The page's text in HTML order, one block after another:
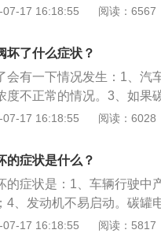
于2000r/min时，检查上述
磁阀线束连接器端子1上
异常，则说明控制线路有
的电阻值。拔下电磁阀线
值。电阻值符合规定，其
磁阀的工作。拆下电磁阀
气。3.检测泄漏:当没有电
，连接电磁阀插头，进入
气孔吹气检查阀开、闭是
。说明碳罐电磁阀完好，寻
困难：碳罐电磁阀处于常
汽外泄：碳罐电磁阀处于
内压力增高，使油蒸汽从
为例：其是一款中型车，
，搭载1.4T涡轮增
。
17 16:18:55 阅读：6567
坏了什么症状？
会有一下情况发生：1、汽
度不正常的情况。3、如果
发动机的正常运行。以下
来储存汽油的。汽油挥发
力过大，这样会导致油箱
并且还会存在安全隐患。
研究出碳罐系统，碳罐是
箱内出现压强过大的情况，
17 16:18:55 阅读：6028
的症状是什么？
的症状是：1、车辆行驶中
4、发动机不易启动。碳罐
排放，造成空气污染并同
17 16:18:55 阅读：5817